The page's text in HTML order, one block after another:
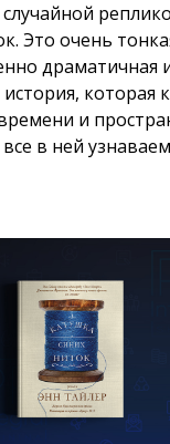
Это очень
драматичная
которая
и
в ней